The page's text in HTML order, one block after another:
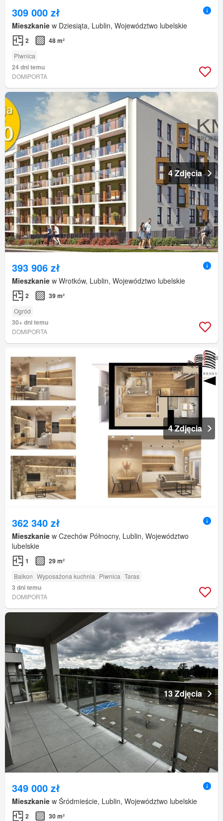
309 000 zł
Mieszkanie w Dziesiąta, Lublin, Województwo lubelskie
2 48 m²
Piwnica
24 dni temu
DOMIPORTA
4 Zdjęcia
393 906 zł
Mieszkanie w Wrotków, Lublin, Województwo lubelskie
2 39 m²
Ogród
30+ dni temu
DOMIPORTA
4 Zdjęcia
362 340 zł
Mieszkanie w Czechów Północny, Lublin, Województwo
lubelskie
1 29 m²
Balkon Wyposażona kuchnia Piwnica Taras
3 dni temu
DOMIPORTA
13 Zdjęcia
349 000 zł
Mieszkanie w Śródmieście, Lublin, Województwo lubelskie
2 30 m²